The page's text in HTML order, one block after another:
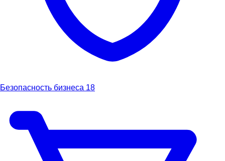
Безопасность бизнеса 18